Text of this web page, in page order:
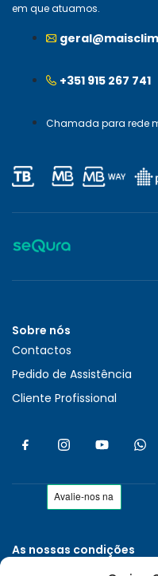
em que atuamos.
+351 915 267 741
Chamada para rede
Sobre nós
Contactos
Pedido de Assistência
Cliente Profissional
As nossas condições
Políticas de Privacidade